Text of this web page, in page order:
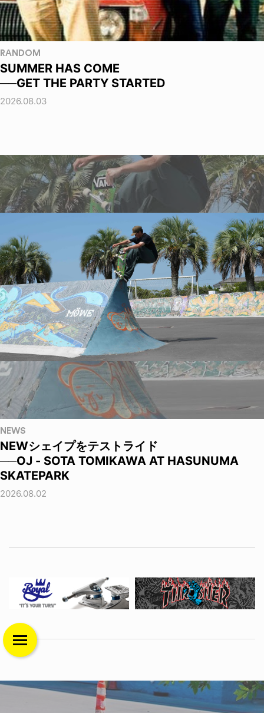
RANDOM
SUMMER HAS COME
──GET THE PARTY STARTED
2026.08.03
NEWS
NEWシェイプをテストライド
──OJ - SOTA TOMIKAWA AT HASUNUMA
SKATEPARK
2026.08.02